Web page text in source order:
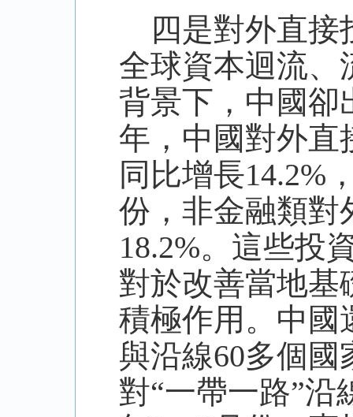
四是對外直接
全球資本迴流、
背景下，中國卻
年，中國對外直
同比增長14.2%
份，非金融類對
18.2%。這些投
對於改善當地基
積極作用。中國
與沿線60多個國
對“一帶一路”沿